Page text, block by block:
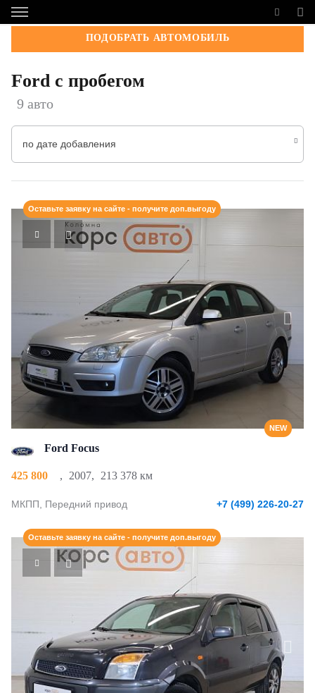
ПОДОБРАТЬ АВТОМОБИЛЬ
Ford с пробегом
9 авто
по дате добавления
NEW
Оставьте заявку на сайте - получите доп.выгоду
Ford Focus
425 800 , 2007, 213 378 км
МКПП, Передний привод +7 (499) 226-20-27
Оставьте заявку на сайте - получите доп.выгоду